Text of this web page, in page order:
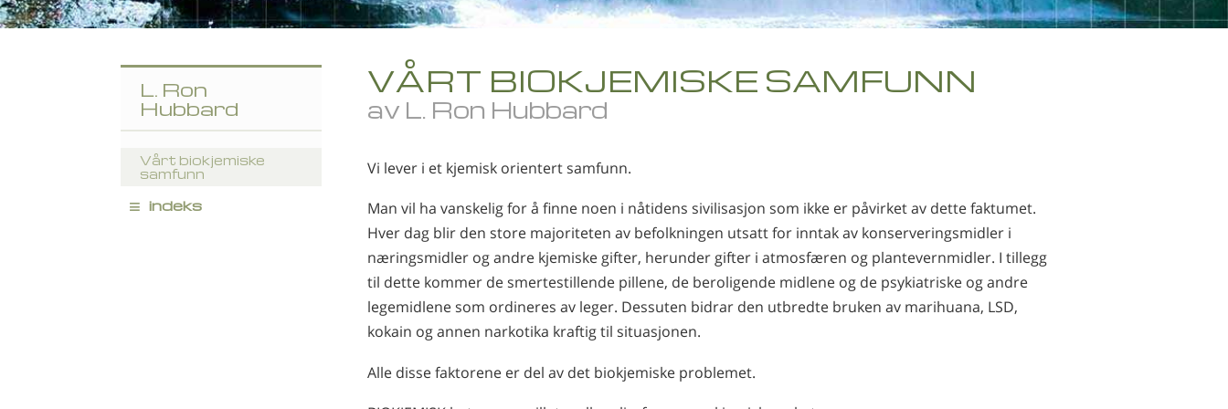
Português
Arabisk
Nepali
Ukrainsk
Kroatisk
VÅRT BIOKJEMISKE SAMFUNN
av L. Ron Hubbard
Vi lever i et kjemisk orientert samfunn.
Man vil ha vanskelig for å finne noen i nåtidens sivilisasjon som ikke er påvirket av dette faktumet.
Hver dag blir den store majoriteten av befolkningen utsatt for inntak av konserveringsmidler i
næringsmidler og andre kjemiske gifter, herunder gifter i atmosfæren og plantevernmidler. I tillegg
til dette kommer de smertestillende pillene, de beroligende midlene og de psykiatriske og andre
legemidlene som ordineres av leger. Dessuten bidrar den utbredte bruken av marihuana, LSD,
kokain og annen narkotika kraftig til situasjonen.
Alle disse faktorene er del av det biokjemiske problemet.
L. Ron
Hubbard
Vårt biokjemiske
samfunn
≡ indeks